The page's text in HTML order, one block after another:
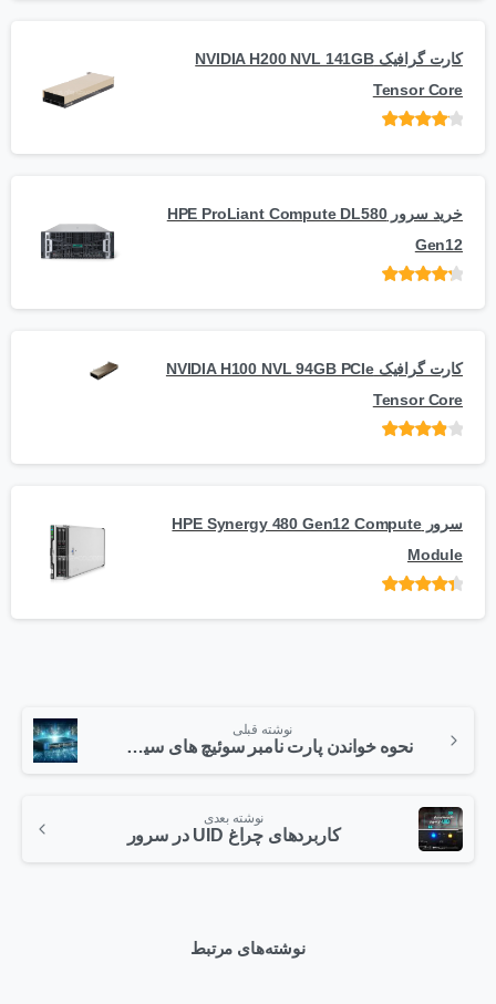
کارت گرافیک NVIDIA H200 NVL 141GB
Tensor Core
5
خرید سرور HPE ProLiant Compute DL580
Gen12
کارت گرافیک NVIDIA H100 NVL 94GB PCIe
Tensor Core
5
سرور HPE Synergy 480 Gen12 Compute
Module
نوشته قبلی
نحوه خواندن پارت نامبر سوئیچ های سیسکو
نوشته بعدی
کاربردهای چراغ UID در سرور
نوشته‌های مرتبط